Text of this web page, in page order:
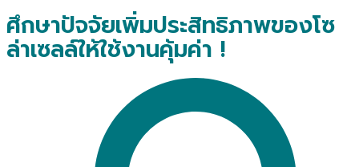
ศึกษาปัจจัยเพิ่มประสิทธิภาพของโซ
ล่าเซลล์ให้ใช้งานคุ้มค่า !